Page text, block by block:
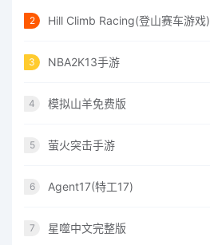
2 Hill Climb Racing(登山赛车游戏)
3 NBA2K13手游
4 模拟山羊免费版
5 萤火突击手游
6 Agent17(特工17)
7 星噬中文完整版